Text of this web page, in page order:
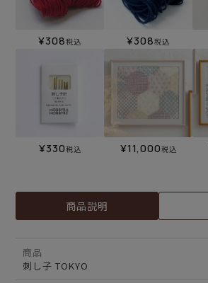
¥308税込 ¥308税込
¥330税込 ¥11,000税込
商品説明
商品
刺し子 TOKYO